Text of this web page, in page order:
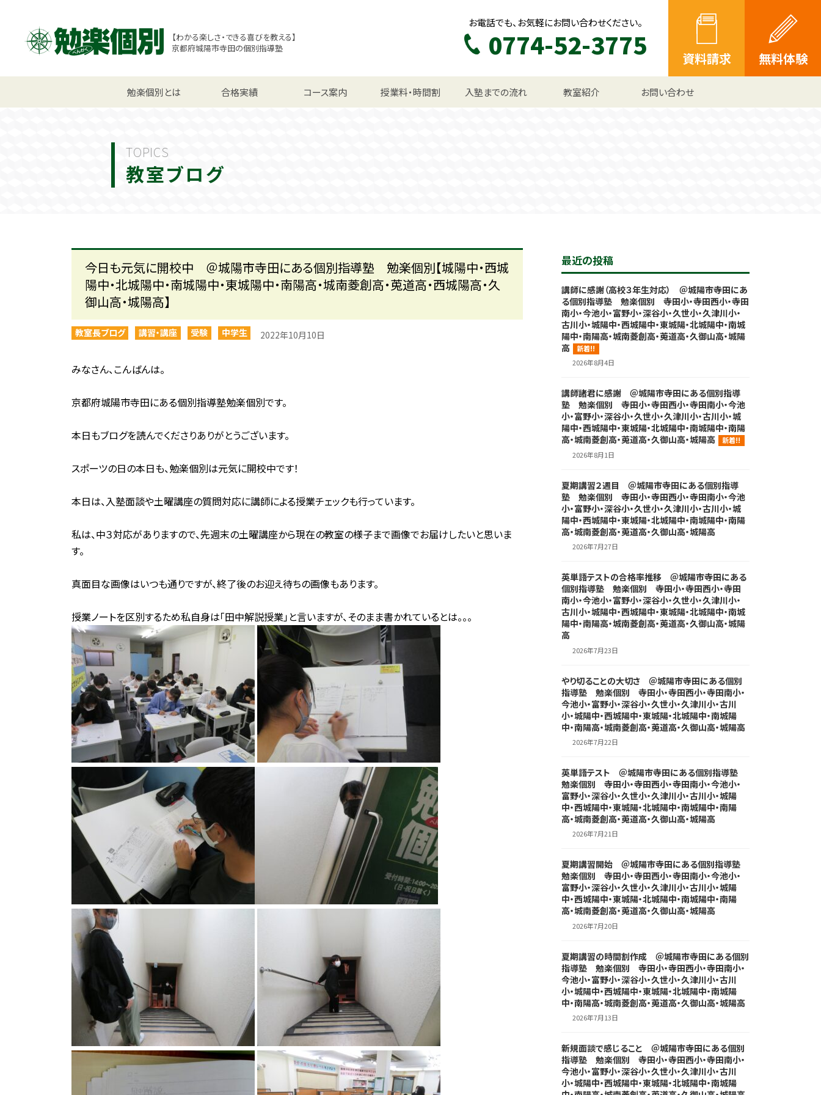
【わかる楽しさ・できる喜びを教える】
京都府城陽市寺田の個別指導塾
お電話でも、お気軽にお問い合わせください。
0774-52-3775 資料請求 無料体験
勉楽個別とは 合格実績 コース案内
小学生コース 中学生コース 高校生コース 授業料・時間割 入塾までの流れ 教室紹介 お問い合わせ
TOPICS
教室ブログ
今日も元気に開校中 ＠城陽市寺田にある個別指導塾 勉楽個別【城陽中・西城
陽中・北城陽中・南城陽中・東城陽中・南陽高・城南菱創高・莵道高・西城陽高・久
御山高・城陽高】
教室長ブログ 講習・講座 受験 中学生 2022年10月10日
みなさん、こんばんは。
京都府城陽市寺田にある個別指導塾勉楽個別です。
本日もブログを読んでくださりありがとうございます。
スポーツの日の本日も、勉楽個別は元気に開校中です！
本日は、入塾面談や土曜講座の質問対応に講師による授業チェックも行っています。
私は、中３対応がありますので、先週末の土曜講座から現在の教室の様子まで画像でお届けしたいと思いま
す。
真面目な画像はいつも通りですが、終了後のお迎え待ちの画像もあります。
授業ノートを区別するため私自身は「田中解説授業」と言いますが、そのまま書かれているとは。。。
最近の投稿
講師に感謝（高校３年生対応） ＠城陽市寺田にあ
る個別指導塾 勉楽個別 寺田小・寺田西小・寺田
南小・今池小・富野小・深谷小・久世小・久津川小・
古川小・城陽中・西城陽中・東城陽・北城陽中・南城
陽中・南陽高・城南菱創高・莵道高・久御山高・城陽
高
新着!!
2026年8月4日
講師諸君に感謝 ＠城陽市寺田にある個別指導
塾 勉楽個別 寺田小・寺田西小・寺田南小・今池
小・富野小・深谷小・久世小・久津川小・古川小・城
陽中・西城陽中・東城陽・北城陽中・南城陽中・南陽
高・城南菱創高・莵道高・久御山高・城陽高
新着!!
2026年8月1日
夏期講習２週目 ＠城陽市寺田にある個別指導
塾 勉楽個別 寺田小・寺田西小・寺田南小・今池
小・富野小・深谷小・久世小・久津川小・古川小・城
陽中・西城陽中・東城陽・北城陽中・南城陽中・南陽
高・城南菱創高・莵道高・久御山高・城陽高
2026年7月27日
英単語テストの合格率推移 ＠城陽市寺田にある
個別指導塾 勉楽個別 寺田小・寺田西小・寺田
南小・今池小・富野小・深谷小・久世小・久津川小・
古川小・城陽中・西城陽中・東城陽・北城陽中・南城
陽中・南陽高・城南菱創高・莵道高・久御山高・城陽
高
2026年7月23日
やり切ることの大切さ ＠城陽市寺田にある個別
指導塾 勉楽個別 寺田小・寺田西小・寺田南小・
今池小・富野小・深谷小・久世小・久津川小・古川
小・城陽中・西城陽中・東城陽・北城陽中・南城陽
中・南陽高・城南菱創高・莵道高・久御山高・城陽高
2026年7月22日
英単語テスト ＠城陽市寺田にある個別指導塾
勉楽個別 寺田小・寺田西小・寺田南小・今池小・
富野小・深谷小・久世小・久津川小・古川小・城陽
中・西城陽中・東城陽・北城陽中・南城陽中・南陽
高・城南菱創高・莵道高・久御山高・城陽高
2026年7月21日
夏期講習開始 ＠城陽市寺田にある個別指導塾
勉楽個別 寺田小・寺田西小・寺田南小・今池小・
富野小・深谷小・久世小・久津川小・古川小・城陽
中・西城陽中・東城陽・北城陽中・南城陽中・南陽
高・城南菱創高・莵道高・久御山高・城陽高
2026年7月20日
夏期講習の時間割作成 ＠城陽市寺田にある個別
指導塾 勉楽個別 寺田小・寺田西小・寺田南小・
今池小・富野小・深谷小・久世小・久津川小・古川
小・城陽中・西城陽中・東城陽・北城陽中・南城陽
中・南陽高・城南菱創高・莵道高・久御山高・城陽高
2026年7月13日
新規面談で感じること ＠城陽市寺田にある個別
指導塾 勉楽個別 寺田小・寺田西小・寺田南小・
今池小・富野小・深谷小・久世小・久津川小・古川
小・城陽中・西城陽中・東城陽・北城陽中・南城陽